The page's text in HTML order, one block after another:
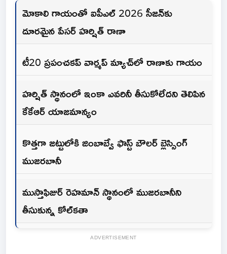
మోకాలి గాయంతో ఐపీఎల్ 2026 సీజన్‌కు
దూరమైన పేసర్ హర్షిత్ రాణా
టీ20 ప్రపంచకప్ వార్మప్ మ్యాచ్‌లో రాణాకు గాయం
హర్షిత్ స్థానంలో ఇంకా ఎవరినీ తీసుకోలేదని తెలిపిన
కేకేఆర్ యాజమాన్యం
కొత్తగా జట్టులోకి జింబాబ్వే ఫాస్ట్ బౌలర్ బ్లెస్సింగ్
ముజరబానీ
ముస్తాఫిజుర్ రెహమాన్ స్థానంలో ముజ‌ర‌బానీని
తీసుకున్న‌ కోల్‌కతా
ADVERTISEMENT